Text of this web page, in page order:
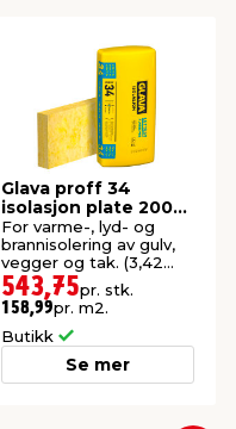
Glava proff 34
isolasjon plate 200
mm
For varme-, lyd- og
brannisolering av gulv,
vegger og tak. (3,42
m²).
543,75pr. stk.
158,99pr. m2.
Butikk
Se mer